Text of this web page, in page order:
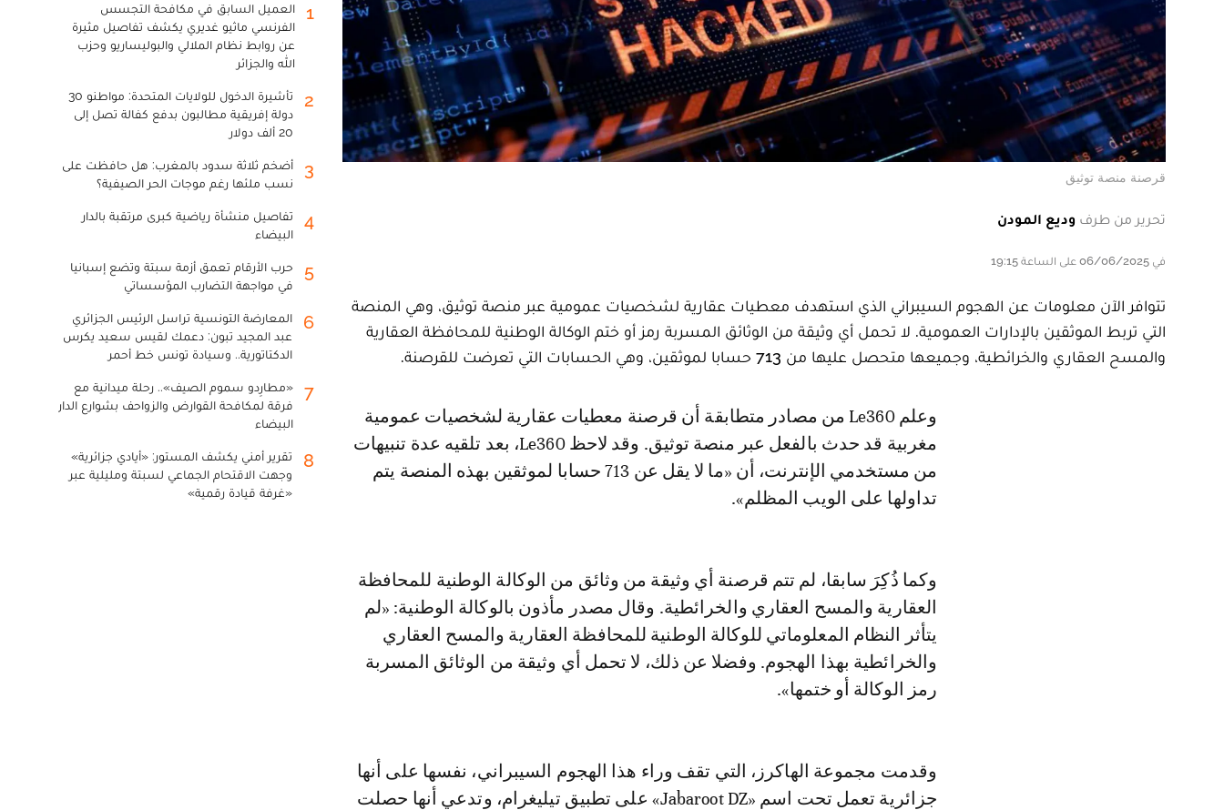
قرصنة منصة توثيق
تحرير من طرف وديع المودن
في 06/06/2025 على الساعة 19:15
تتوافر الآن معلومات عن الهجوم السيبراني الذي استهدف معطيات عقارية لشخصيات عمومية عبر منصة توثيق، وهي المنصة
التي تربط الموثقين بالإدارات العمومية. لا تحمل أي وثيقة من الوثائق المسربة رمز أو ختم الوكالة الوطنية للمحافظة العقارية
والمسح العقاري والخرائطية، وجميعها متحصل عليها من 713 حسابا لموثقين، وهي الحسابات التي تعرضت للقرصنة.
وعلم Le360 من مصادر متطابقة أن قرصنة معطيات عقارية لشخصيات عمومية
مغربية قد حدث بالفعل عبر منصة توثيق. وقد لاحظ Le360، بعد تلقيه عدة تنبيهات
من مستخدمي الإنترنت، أن «ما لا يقل عن 713 حسابا لموثقين بهذه المنصة يتم
تداولها على الويب المظلم».
وكما ذُكِرَ سابقا، لم تتم قرصنة أي وثيقة من وثائق من الوكالة الوطنية للمحافظة
العقارية والمسح العقاري والخرائطية. وقال مصدر مأذون بالوكالة الوطنية: «لم
يتأثر النظام المعلوماتي للوكالة الوطنية للمحافظة العقارية والمسح العقاري
والخرائطية بهذا الهجوم. وفضلا عن ذلك، لا تحمل أي وثيقة من الوثائق المسربة
رمز الوكالة أو ختمها».
وقدمت مجموعة الهاكرز، التي تقف وراء هذا الهجوم السيبراني، نفسها على أنها
جزائرية تعمل تحت اسم «Jabaroot DZ» على تطبيق تيليغرام، وتدعي أنها حصلت
1
العميل السابق في مكافحة التجسس
الفرنسي ماثيو غديري يكشف تفاصيل مثيرة
عن روابط نظام الملالي والبوليساريو وحزب
الله والجزائر
2
تأشيرة الدخول للولايات المتحدة: مواطنو 30
دولة إفريقية مطالبون بدفع كفالة تصل إلى
20 ألف دولار
3
أضخم ثلاثة سدود بالمغرب: هل حافظت على
نسب ملئها رغم موجات الحر الصيفية؟
4
تفاصيل منشأة رياضية كبرى مرتقبة بالدار
البيضاء
5
حرب الأرقام تعمق أزمة سبتة وتضع إسبانيا
في مواجهة التضارب المؤسساتي
6
المعارضة التونسية تراسل الرئيس الجزائري
عبد المجيد تبون: دعمك لقيس سعيد يكرس
الدكتاتورية.. وسيادة تونس خط أحمر
7
«مطارِدو سموم الصيف».. رحلة ميدانية مع
فرقة لمكافحة القوارض والزواحف بشوارع الدار
البيضاء
8
تقرير أمني يكشف المستور: «أيادي جزائرية»
وجهت الاقتحام الجماعي لسبتة ومليلية عبر
«غرفة قيادة رقمية»